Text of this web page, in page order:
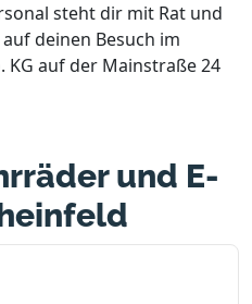
steht dir mit Rat und
deinen Besuch im
KG auf der Mainstraße 24
und E-